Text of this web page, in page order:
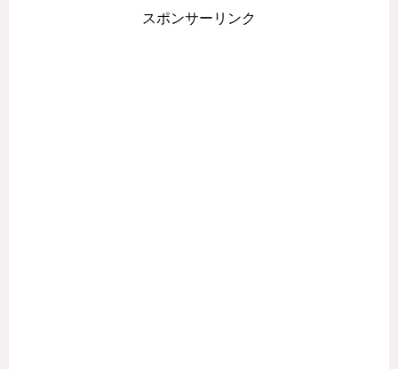
スポンサーリンク